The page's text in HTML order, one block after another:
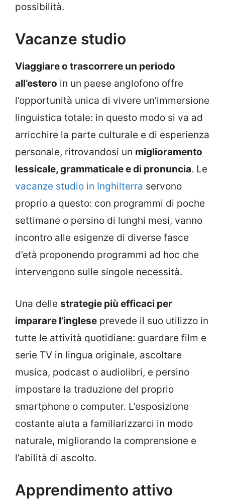
possibilità.
Vacanze studio
Viaggiare o trascorrere un periodo
all’estero in un paese anglofono offre
l’opportunità unica di vivere un’immersione
linguistica totale: in questo modo si va ad
arricchire la parte culturale e di esperienza
personale, ritrovandosi un miglioramento
lessicale, grammaticale e di pronuncia. Le
vacanze studio in Inghilterra servono
proprio a questo: con programmi di poche
settimane o persino di lunghi mesi, vanno
incontro alle esigenze di diverse fasce
d’età proponendo programmi ad hoc che
intervengono sulle singole necessità.
Una delle strategie più efficaci per
imparare l’inglese prevede il suo utilizzo in
tutte le attività quotidiane: guardare film e
serie TV in lingua originale, ascoltare
musica, podcast o audiolibri, e persino
impostare la traduzione del proprio
smartphone o computer. L’esposizione
costante aiuta a familiarizzarci in modo
naturale, migliorando la comprensione e
l’abilità di ascolto.
Apprendimento attivo